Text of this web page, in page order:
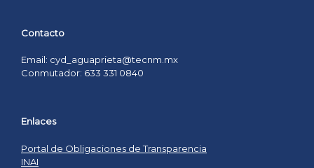
Contacto
Email: cyd_aguaprieta@tecnm.mx
Conmutador: 633 331 0840
Enlaces
Portal de Obligaciones de Transparencia
INAI